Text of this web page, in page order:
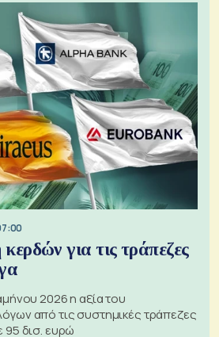
για τις τράπεζες
2026 η αξία του
από τις συστημικές τράπεζες
95 δισ. ευρώ